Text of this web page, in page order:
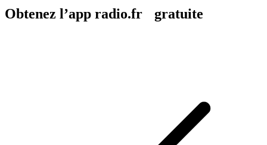
Obtenez l’app radio.fr gratuite